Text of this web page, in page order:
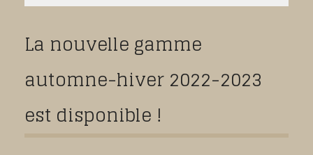
La nouvelle gamme
automne-hiver 2022-2023
est disponible !